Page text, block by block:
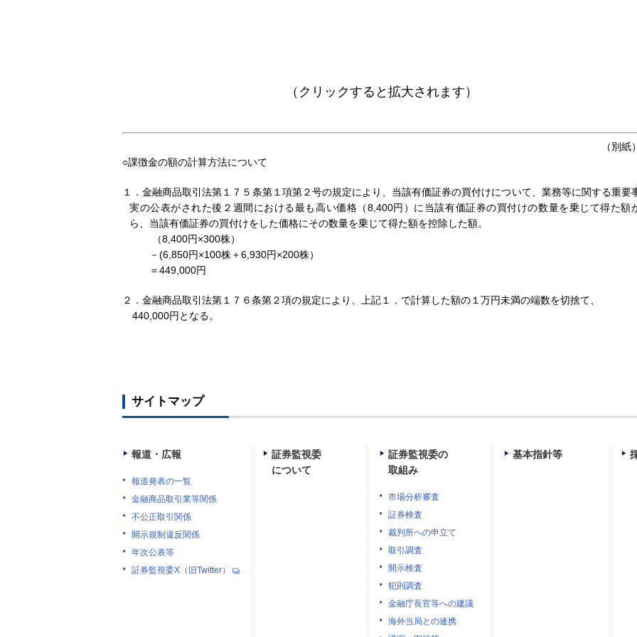
（クリックすると拡大されます）
（別紙）
○課徴金の額の計算方法について
１．金融商品取引法第１７５条第１項第２号の規定により、当該有価証券の買付けについて、業務等に関する重要
実の公表がされた後２週間における最も高い価格（8,400円）に当該有価証券の買付けの数量を乗じて得た額
ら、当該有価証券の買付けをした価格にその数量を乗じて得た額を控除した額。
（8,400円×300株）
－(6,850円×100株＋6,930円×200株）
＝449,000円
２．金融商品取引法第１７６条第２項の規定により、上記１．で計算した額の１万円未満の端数を切捨て、
440,000円となる。
サイトマップ
報道・広報
報道発表の一覧
金融商品取引業等関係
不公正取引関係
開示規制違反関係
年次公表等
証券監視委X（旧Twitter）
証券監視委
について
証券監視委の
取組み
市場分析審査
証券検査
裁判所への申立て
取引調査
開示検査
犯則調査
金融庁長官等への建議
海外当局との連携
基本指針等